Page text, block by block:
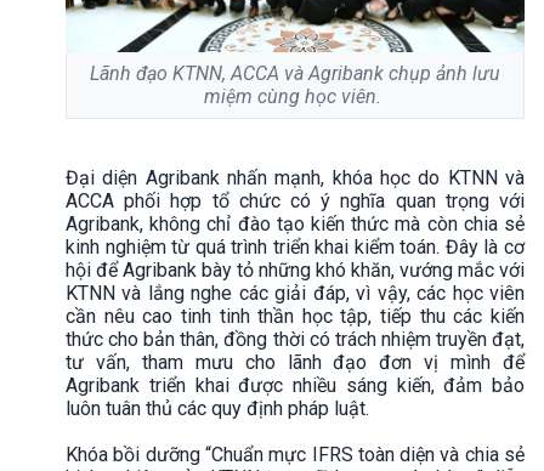
Lãnh đạo KTNN, ACCA và Agribank chụp ảnh lưu
miệm cùng học viên.
Đại diện Agribank nhấn mạnh, khóa học do KTNN và
ACCA phối hợp tổ chức có ý nghĩa quan trọng với
Agribank, không chỉ đào tạo kiến thức mà còn chia sẻ
kinh nghiệm từ quá trình triển khai kiểm toán. Đây là cơ
hội để Agribank bày tỏ những khó khăn, vướng mắc với
KTNN và lắng nghe các giải đáp, vì vậy, các học viên
cần nêu cao tinh tinh thần học tập, tiếp thu các kiến
thức cho bản thân, đồng thời có trách nhiệm truyền đạt,
tư vấn, tham mưu cho lãnh đạo đơn vị mình để
Agribank triển khai được nhiều sáng kiến, đảm bảo
luôn tuân thủ các quy định pháp luật.
Khóa bồi dưỡng “Chuẩn mực IFRS toàn diện và chia sẻ